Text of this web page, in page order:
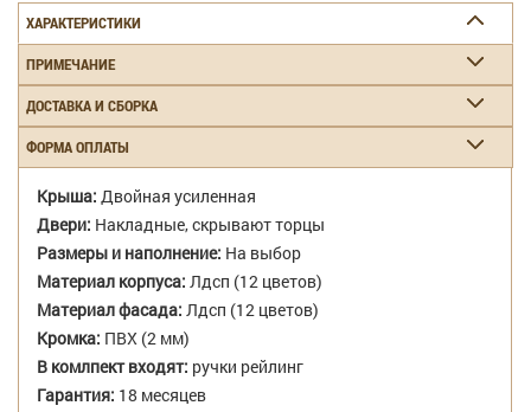
ХАРАКТЕРИСТИКИ
ПРИМЕЧАНИЕ
ДОСТАВКА И СБОРКА
ФОРМА ОПЛАТЫ
Крыша: Двойная усиленная
Двери: Накладные, скрывают торцы
Размеры и наполнение: На выбор
Материал корпуса: Лдсп (12 цветов)
Материал фасада: Лдсп (12 цветов)
Кромка: ПВХ (2 мм)
В комлпект входят: ручки рейлинг
Гарантия: 18 месяцев